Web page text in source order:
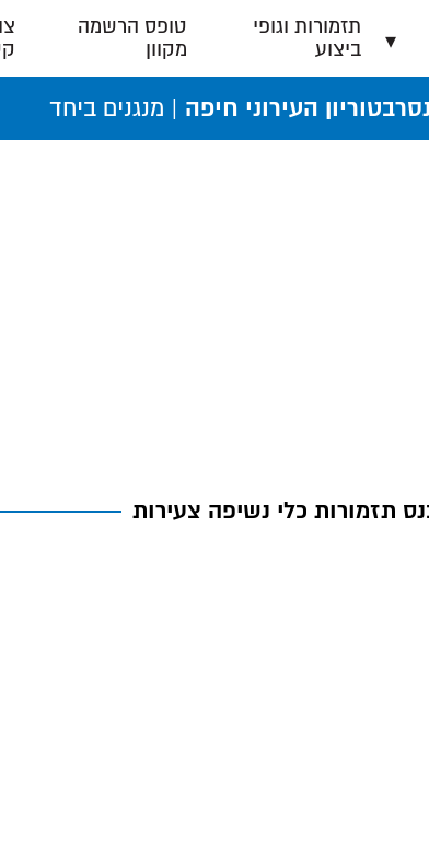
תזמורות וגופי
ביצוע
טופס הרשמה
מקוון
העירוני חיפה | מנגנים ביחד
תזמורות כלי נשיפה צעירות